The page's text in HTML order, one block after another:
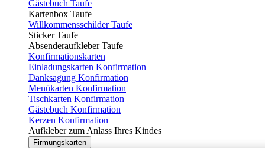
Gästebuch Taufe
Kartenbox Taufe
Willkommensschilder Taufe
Sticker Taufe
Absenderaufkleber Taufe
Konfirmationskarten
Einladungskarten Konfirmation
Danksagung Konfirmation
Menükarten Konfirmation
Tischkarten Konfirmation
Gästebuch Konfirmation
Kerzen Konfirmation
Aufkleber zum Anlass Ihres Kindes
Firmungskarten